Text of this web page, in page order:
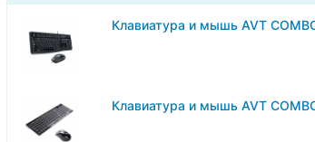
Клавиатура и мышь AVT
Клавиатура и мышь AVT